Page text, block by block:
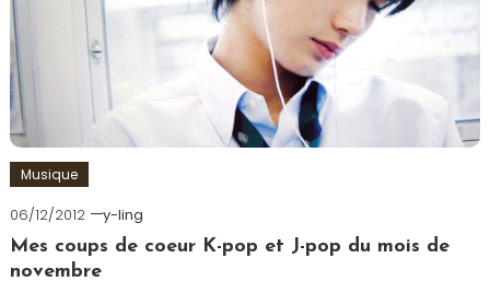
Musique
06/12/2012
y-ling
Mes coups de coeur K-pop et J-pop du mois de
novembre